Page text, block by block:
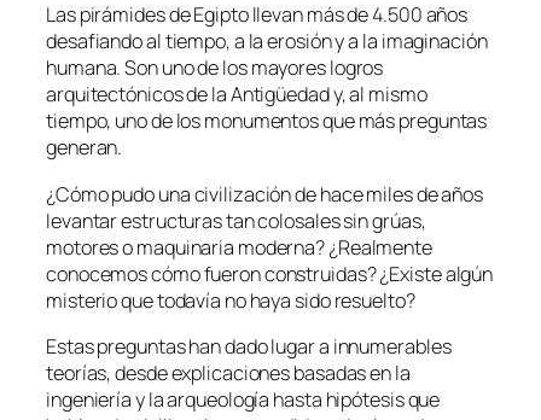
Las pirámides de Egipto llevan más de 4.500 años
desafiando al tiempo, a la erosión y a la imaginación
humana. Son uno de los mayores logros
arquitectónicos de la Antigüedad y, al mismo
tiempo, uno de los monumentos que más preguntas
generan.
¿Cómo pudo una civilización de hace miles de años
levantar estructuras tan colosales sin grúas,
motores o maquinaria moderna? ¿Realmente
conocemos cómo fueron construidas? ¿Existe algún
misterio que todavía no haya sido resuelto?
Estas preguntas han dado lugar a innumerables
teorías, desde explicaciones basadas en la
ingeniería y la arqueología hasta hipótesis que